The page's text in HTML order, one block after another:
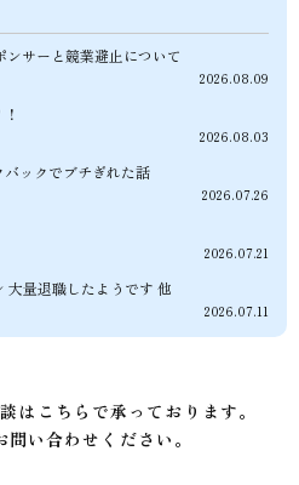
サーと競業避止について
2026.08.09
2026.08.03
ックでブチぎれた話
2026.07.26
2026.07.21
大量退職したようです 他
2026.07.11
はこちらで承っております。
い合わせください。